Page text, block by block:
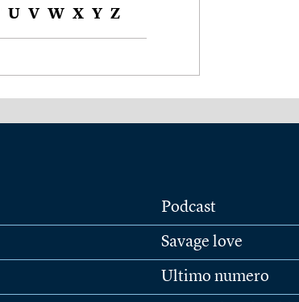
U V W X Y Z
Podcast
Savage love
Ultimo numero